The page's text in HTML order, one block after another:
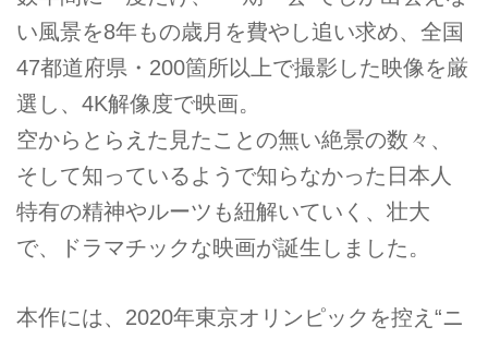
い風景を8年もの歳月を費やし追い求め、全国
47都道府県・200箇所以上で撮影した映像を厳
選し、4K解像度で映画。
空からとらえた見たことの無い絶景の数々、
そして知っているようで知らなかった日本人
特有の精神やルーツも紐解いていく、壮大
で、ドラマチックな映画が誕生しました。
本作には、2020年東京オリンピックを控え“ニ